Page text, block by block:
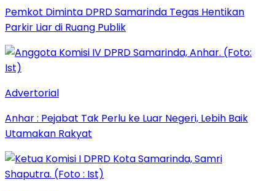
Pemkot Diminta DPRD Samarinda Tegas Hentikan
Parkir Liar di Ruang Publik
Advertorial
Anhar : Pejabat Tak Perlu ke Luar Negeri, Lebih Baik
Utamakan Rakyat